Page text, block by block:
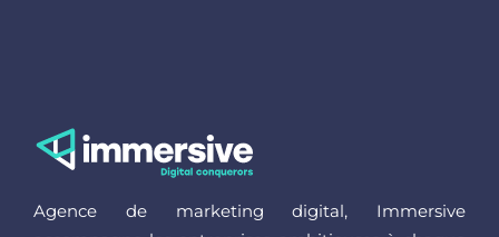
Agence de marketing digital, Immersive